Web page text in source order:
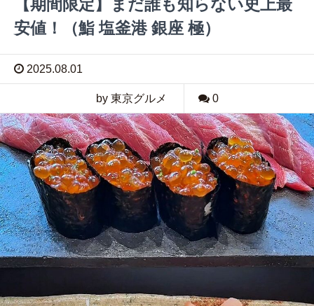
【期間限定】まだ誰も知らない史上最
安値！（鮨 塩釜港 銀座 極）
2025.08.01
by 東京グルメ 0